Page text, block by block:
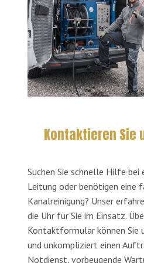
Kontaktieren Sie
Suchen Sie schnelle Hilfe
Leitung oder benötigen eine
Kanalreinigung? Unser
die Uhr für Sie im Einsatz.
Kontaktformular können Sie
und unkompliziert einen
Notdienst, vorbeugende